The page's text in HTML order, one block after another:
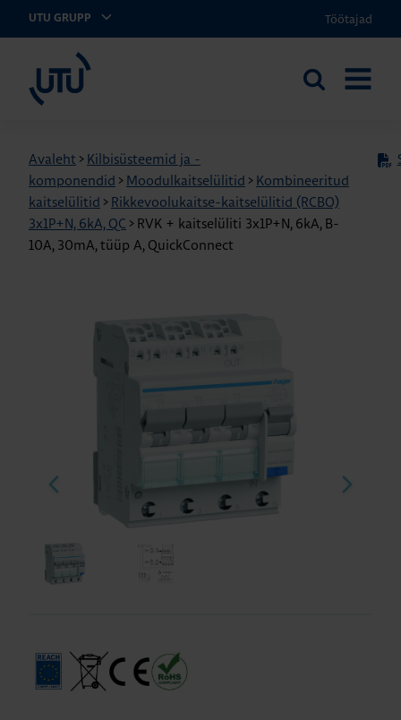
UTU GRUPP Töötajad
Otsi
Avaleht > Kilbisüsteemid ja -
komponendid > Moodulkaitselülitid > Kombineeritud
kaitselülitid > Rikkevoolukaitse-kaitselülitid (RCBO)
3x1P+N, 6kA, QC > RVK + kaitselüliti 3x1P+N, 6kA, B-
10A, 30mA, tüüp A, QuickConnect